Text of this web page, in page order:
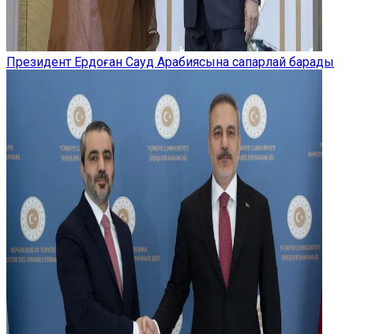
Президент Ердоған Сауд Арабиясына сапарлай барады